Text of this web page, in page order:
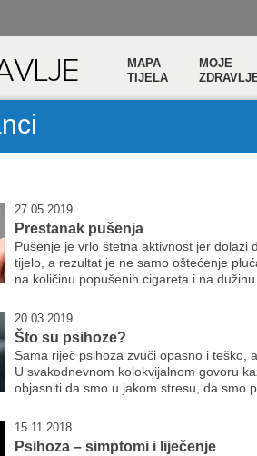
MAPA
TIJELA
MOJE
27.05.2019.
Prestanak pušenja
Pušenje je vrlo štetna aktivnost jer dolazi
tijelo, a rezultat je ne samo oštećenje
na količinu popušenih cigareta i na
20.03.2019.
Što su psihoze?
Sama riječ psihoza zvuči opasno i teško,
U svakodnevnom kolokvijalnom govoru
objasniti da smo u jakom stresu, da smo
15.11.2018.
Psihoza – simptomi i liječenje